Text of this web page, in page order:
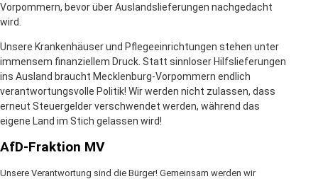
Vorpommern, bevor über Auslandslieferungen nachgedacht
wird.
Unsere Krankenhäuser und Pflegeeinrichtungen stehen unter
immensem finanziellem Druck. Statt sinnloser Hilfslieferungen
ins Ausland braucht Mecklenburg-Vorpommern endlich
verantwortungsvolle Politik! Wir werden nicht zulassen, dass
erneut Steuergelder verschwendet werden, während das
eigene Land im Stich gelassen wird!
AfD-Fraktion MV
Unsere Verantwortung sind die Bürger! Gemeinsam werden wir